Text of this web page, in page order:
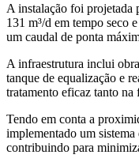
A instalação foi projetada
131 m³/d em tempo seco
um caudal de ponta
A infraestrutura inclui
tanque de equalização e
tratamento eficaz tanto na
Tendo em conta a
implementado um
contribuindo para